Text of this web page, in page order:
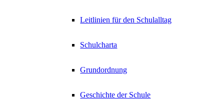
Leitlinien für den Schulalltag
Schulcharta
Grundordnung
Geschichte der Schule